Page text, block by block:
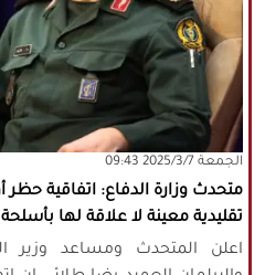
‫‫الجمعة‬‬ 2025/3/7 09:43
متحدث وزارة الدفاع: اتفاقية
تقليدية معينة لا علاقة لها
اعلن المتحدث ومساعد وزير